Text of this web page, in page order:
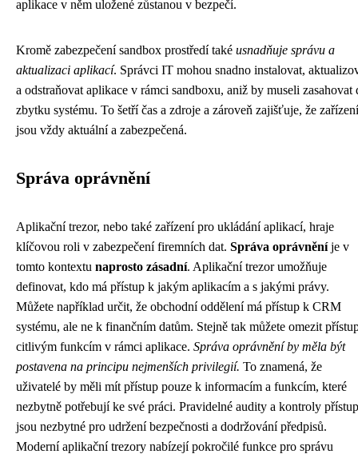
aplikace v něm uložené zůstanou v bezpečí.
Kromě zabezpečení sandbox prostředí také usnadňuje správu a
aktualizaci aplikací. Správci IT mohou snadno instalovat,
a odstraňovat aplikace v rámci sandboxu, aniž by museli zasahovat
zbytku systému. To šetří čas a zdroje a zároveň zajišťuje, že zařízení
jsou vždy aktuální a zabezpečená.
Správa oprávnění
Aplikační trezor, nebo také zařízení pro ukládání aplikací, hraje
klíčovou roli v zabezpečení firemních dat. Správa oprávněníje v
tomto kontextu naprosto zásadní. Aplikační trezor umožňuje
definovat, kdo má přístup k jakým aplikacím a s jakými právy.
Můžete například určit, že obchodní oddělení má přístup k CRM
systému, ale ne k finančním datům. Stejně tak můžete omezit
citlivým funkcím v rámci aplikace. Správa oprávnění by měla být
postavena na principu nejmenších privilegií. To znamená, že
uživatelé by měli mít přístup pouze k informacím a funkcím, které
nezbytně potřebují ke své práci. Pravidelné audity a kontroly
jsou nezbytné pro udržení bezpečnosti a dodržování předpisů.
Moderní aplikační trezory nabízejí pokročilé funkce pro správu